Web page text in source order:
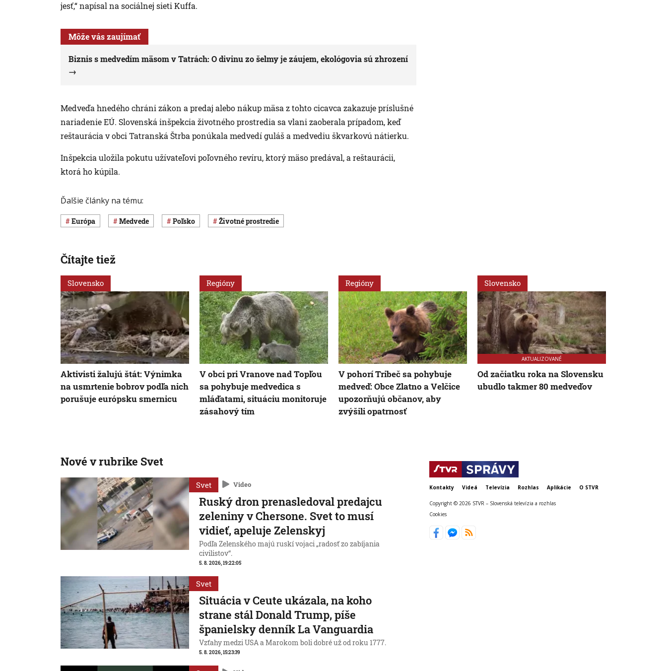
jesť,“ napísal na sociálnej sieti Kuffa.
Môže vás zaujímať
Biznis s medvedím mäsom v Tatrách: O divinu zo šelmy je záujem, ekológovia sú zhrození
Medveďa hnedého chráni zákon a predaj alebo nákup mäsa z tohto cicavca zakazuje príslušné
nariadenie EÚ. Slovenská inšpekcia životného prostredia sa vlani zaoberala prípadom, keď
reštaurácia v obci Tatranská Štrba ponúkala medvedí guláš a medvediu škvarkovú nátierku.
Inšpekcia uložila pokutu užívateľovi poľovného revíru, ktorý mäso predával, a reštaurácii,
ktorá ho kúpila.
Ďalšie články na tému:
Európa medvede Poľsko Životné prostredie
Čítajte tiež
Slovensko
Aktivisti žalujú štát: Výnimka
na usmrtenie bobrov podľa nich
porušuje európsku smernicu
Regióny
V obci pri Vranove nad Topľou
sa pohybuje medvedica s
mláďatami, situáciu monitoruje
zásahový tím
Regióny
V pohorí Tribeč sa pohybuje
medveď: Obce Zlatno a Velčice
upozorňujú občanov, aby
zvýšili opatrnosť
Slovensko
AKTUALIZOVANÉ
Od začiatku roka na Slovensku
ubudlo takmer 80 medveďov
Nové v rubrike Svet
Svet Video
Ruský dron prenasledoval predajcu
zeleniny v Chersone. Svet to musí
vidieť, apeluje Zelenskyj
Podľa Zelenského majú ruskí vojaci „radosť zo zabíjania
civilistov“.
5. 8. 2026, 19:22:05
Svet
Situácia v Ceute ukázala, na koho
strane stál Donald Trump, píše
španielsky denník La Vanguardia
Vzťahy medzi USA a Marokom boli dobré už od roku 1777.
5. 8. 2026, 15:23:39
Kontakty Videá Televízia Rozhlas Aplikácie O STVR
Copyright © 2026 STVR – Slovenská televízia a rozhlas
Cookies